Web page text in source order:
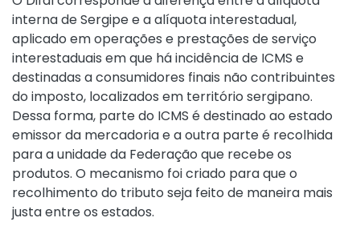
interna de Sergipe e a alíquota interestadual,
aplicado em operações e prestações de serviço
interestaduais em que há incidência de ICMS e
destinadas a consumidores finais não contribuintes
do imposto, localizados em território sergipano.
Dessa forma, parte do ICMS é destinado ao estado
emissor da mercadoria e a outra parte é recolhida
para a unidade da Federação que recebe os
produtos. O mecanismo foi criado para que o
recolhimento do tributo seja feito de maneira mais
justa entre os estados.